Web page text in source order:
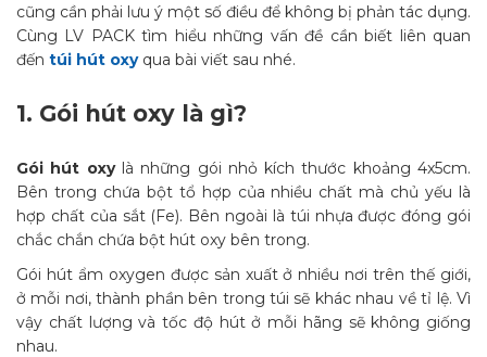
cũng cần phải lưu ý một số điều để không bị phản tác dụng.
Cùng LV PACK tìm hiểu những vấn đề cần biết liên quan
đến túi hút oxyqua bài viết sau nhé.
1. Gói hút oxy là gì?
Gói hút oxylà những gói nhỏ kích thước khoảng 4x5cm.
Bên trong chứa bột tổ hợp của nhiều chất mà chủ yếu là
hợp chất của sắt (Fe). Bên ngoài là túi nhựa được đóng gói
chắc chắn chứa bột hút oxy bên trong.
Gói hút ẩm oxygen được sản xuất ở nhiều nơi trên thế giới,
ở mỗi nơi, thành phần bên trong túi sẽ khác nhau về tỉ lệ. Vì
vậy chất lượng và tốc độ hút ở mỗi hãng sẽ không giống
nhau.